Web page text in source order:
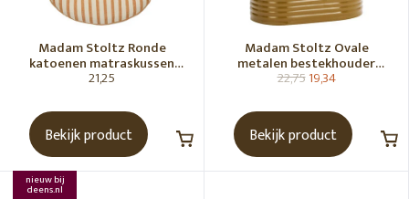
Madam Stoltz Ronde
katoenen matraskussen
Gebroken wit, donkere
21,25
Bekijk product
Madam Stoltz Ovale
metalen bestekhouder
Tapenade
22,7519,34
Bekijk product
nieuw bij
deens.nl